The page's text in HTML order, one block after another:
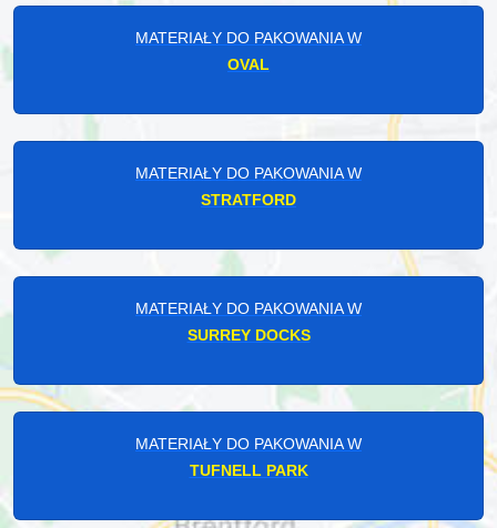
MATERIAŁY DO PAKOWANIA W
OVAL
MATERIAŁY DO PAKOWANIA W
STRATFORD
MATERIAŁY DO PAKOWANIA W
SURREY DOCKS
MATERIAŁY DO PAKOWANIA W
TUFNELL PARK